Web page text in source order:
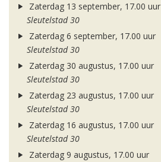
Zaterdag 13 september, 17.00 uur
Sleutelstad 30
Zaterdag 6 september, 17.00 uur
Sleutelstad 30
Zaterdag 30 augustus, 17.00 uur
Sleutelstad 30
Zaterdag 23 augustus, 17.00 uur
Sleutelstad 30
Zaterdag 16 augustus, 17.00 uur
Sleutelstad 30
Zaterdag 9 augustus, 17.00 uur